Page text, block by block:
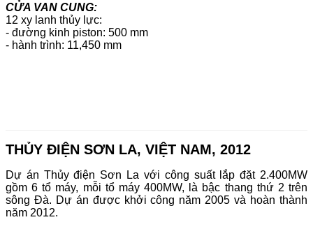
CỬA VAN CUNG:
12 xy lanh thủy lực:
- đường kinh piston: 500 mm
- hành trình: 11,450 mm
THỦY ĐIỆN SƠN LA, VIỆT NAM, 2012
Dự án Thủy điện Sơn La với công suất lắp đặt 2.400MW
gồm 6 tổ máy, mỗi tổ máy 400MW, là bậc thang thứ 2 trên
sông Đà. Dự án được khởi công năm 2005 và hoàn thành
năm 2012.